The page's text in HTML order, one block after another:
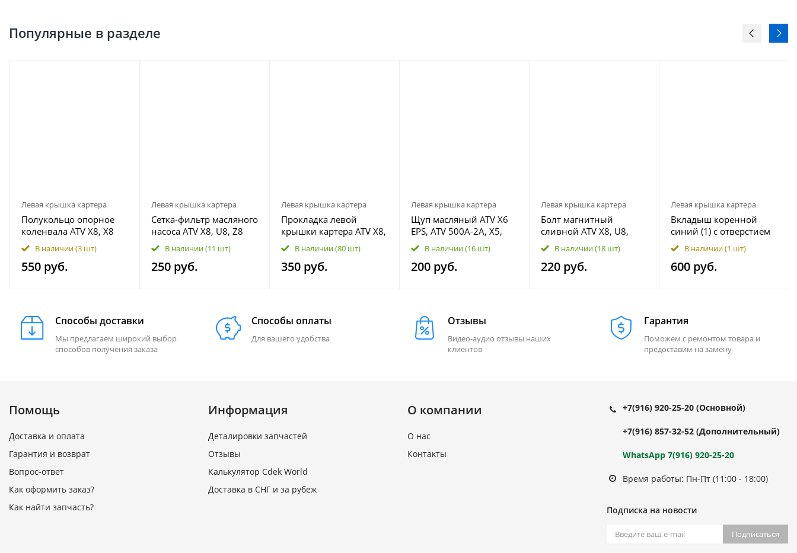
Популярные в разделе
Левая крышка картера
Полукольцо опорное
коленвала ATV X8, X8
H.O. EPS, X10 EPS, U10
EPS, Z10 0800-011003
В наличии(3 шт)
550 руб.
Левая крышка картера
Сетка-фильтр масляного
насоса ATV X8, U8, Z8
0800-011009
В наличии(11 шт)
250 руб.
Левая крышка картера
Прокладка левой
крышки картера ATV X8,
Z8, U8 0800-011002
В наличии(80 шт)
350 руб.
Левая крышка картера
Щуп масляный ATV X6
EPS, ATV 500A-2A, X5,
500 H.O. 600 EPS, 400L
EPS 0GR0-011005
В наличии(16 шт)
200 руб.
Левая крышка картера
Болт магнитный
сливной ATV X8, U8,
UTV500-3, X6, Z6, X8 H.O.
EPS, X10 EPS, U10 EPS,
Z10, ATV 500A-2A, X5
В наличии(18 шт)
220 руб.
Левая крышка картера
Вкладыш коренной
синий (1) с отверстием
ATV X5 H.O X8, U8, Z8, X4
EPS, 500 H.O. 600 EPS
0800-011103-0002
В наличии(1 шт)
600 руб.
Способы доставки
Мы предлагаем широкий выбор
способов получения заказа
Способы оплаты
Для вашего удобства
Отзывы
Видео-аудио отзывы наших
клиентов
Гарантия
Поможем с ремонтом товара и
предоставим на замену
Помощь
Доставка и оплата
Гарантия и возврат
Вопрос-ответ
Как оформить заказ?
Как найти запчасть?
Информация
Деталировки запчастей
Отзывы
Калькулятор Cdek World
Доставка в СНГ и за рубеж
О компании
О нас
Контакты
+7(916) 920-25-20 (Основной)
+7(916) 857-32-52 (Дополнительный)
WhatsApp 7(916) 920-25-20
Время работы: Пн-Пт (11:00 - 18:00)
Подписка на новости
Подписаться